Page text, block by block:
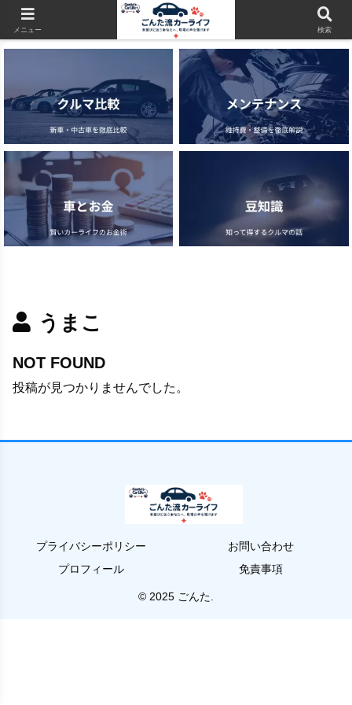
当サイトはアフィリエイト広告（PR）を含みます
うまこ
NOT FOUND
投稿が見つかりませんでした。
プライバシーポリシー
お問い合わせ
プロフィール
免責事項
© 2025 ごんた.
メニュー 検索